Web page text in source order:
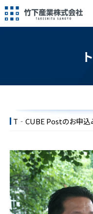
T‐CUBE Postのお申込